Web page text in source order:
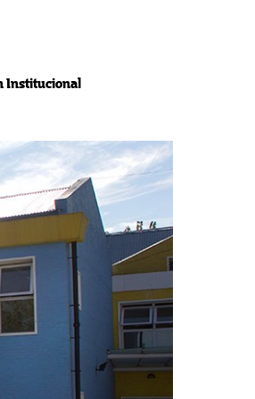
Institucional